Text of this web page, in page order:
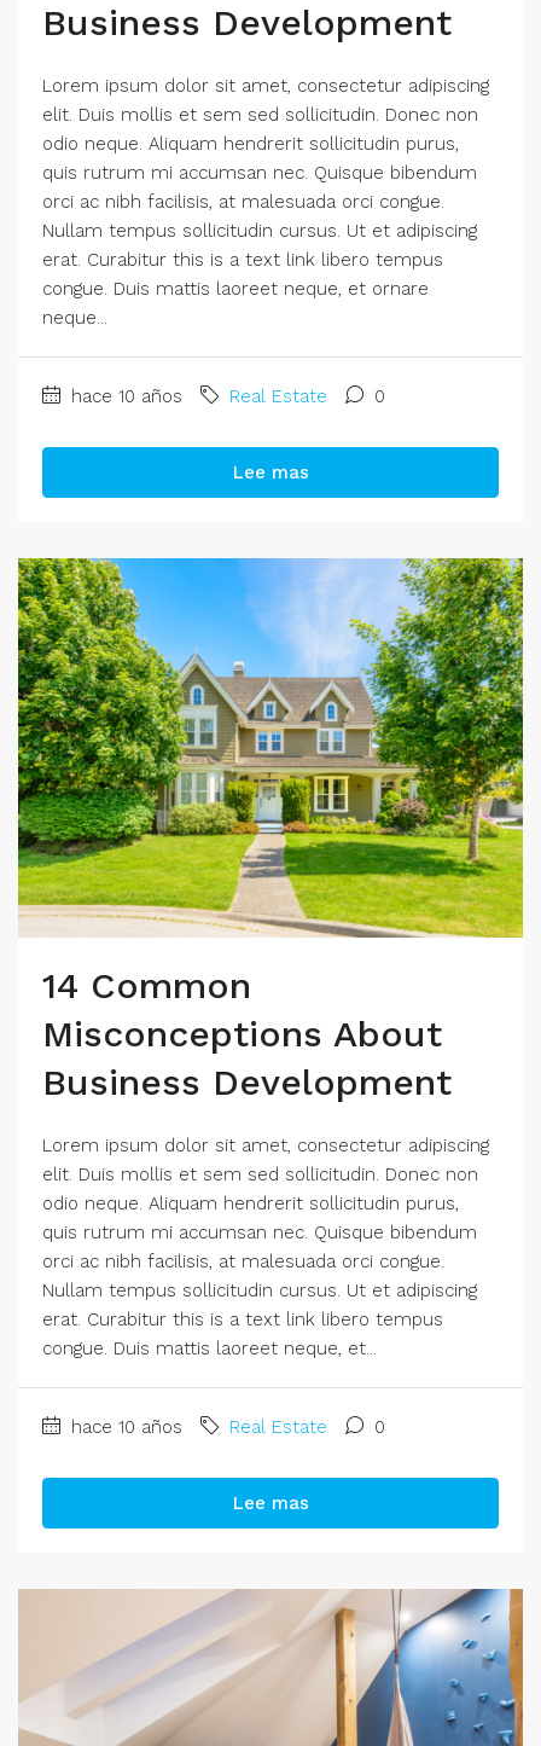
Business Development
Lorem ipsum dolor sit amet, consectetur adipiscing
elit. Duis mollis et sem sed sollicitudin. Donec non
odio neque. Aliquam hendrerit sollicitudin purus,
quis rutrum mi accumsan nec. Quisque bibendum
orci ac nibh facilisis, at malesuada orci congue.
Nullam tempus sollicitudin cursus. Ut et adipiscing
erat. Curabitur this is a text link libero tempus
congue. Duis mattis laoreet neque, et ornare
neque...
hace 10 años Real Estate 0
Lee mas
14 Common
Misconceptions About
Business Development
Lorem ipsum dolor sit amet, consectetur adipiscing
elit. Duis mollis et sem sed sollicitudin. Donec non
odio neque. Aliquam hendrerit sollicitudin purus,
quis rutrum mi accumsan nec. Quisque bibendum
orci ac nibh facilisis, at malesuada orci congue.
Nullam tempus sollicitudin cursus. Ut et adipiscing
erat. Curabitur this is a text link libero tempus
congue. Duis mattis laoreet neque, et...
hace 10 años Real Estate 0
Lee mas